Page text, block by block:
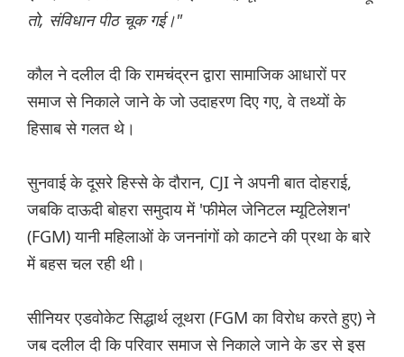
तो, संविधान पीठ चूक गई।"
कौल ने दलील दी कि रामचंद्रन द्वारा सामाजिक आधारों पर
समाज से निकाले जाने के जो उदाहरण दिए गए, वे तथ्यों के
हिसाब से गलत थे।
सुनवाई के दूसरे हिस्से के दौरान, CJI ने अपनी बात दोहराई,
जबकि दाऊदी बोहरा समुदाय में 'फीमेल जेनिटल म्यूटिलेशन'
(FGM) यानी महिलाओं के जननांगों को काटने की प्रथा के बारे
में बहस चल रही थी।
सीनियर एडवोकेट सिद्धार्थ लूथरा (FGM का विरोध करते हुए) ने
जब दलील दी कि परिवार समाज से निकाले जाने के डर से इस